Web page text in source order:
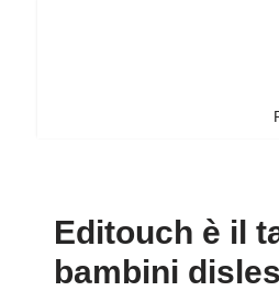
Editouch è il
bambini